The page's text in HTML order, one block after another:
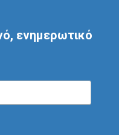
ενημερωτικό